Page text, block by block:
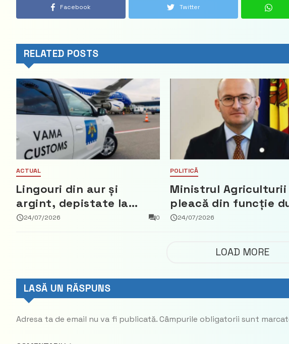
Facebook Twitter
RELATED POSTS
ACTUAL
Lingouri din aur și
argint, depistate la
vama Aeroport
24/07/2026 0
POLITICĂ
Ministrul Agriculturii
pleacă din funcție
ce a negat că a făcut
Democrat
24/07/2026
LOAD MORE
LASĂ UN RĂSPUNS
Adresa ta de email nu va fi publicată.Câmpurile obligatorii sunt